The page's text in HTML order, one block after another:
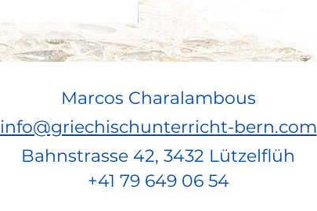
Marcos Charalambous
info@griechischunterricht-bern.com
Bahnstrasse 42, 3432 Lützelflüh
+41 79 649 06 54